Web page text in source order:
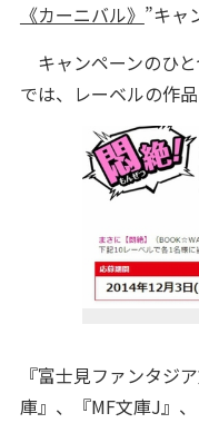
《カーニバル》 ”キャ
キャンペーンのひ
では、レーベルの作
『富士見ファンタジ
庫』、『MF文庫J』